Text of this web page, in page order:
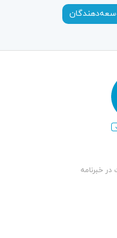
خبرنامه